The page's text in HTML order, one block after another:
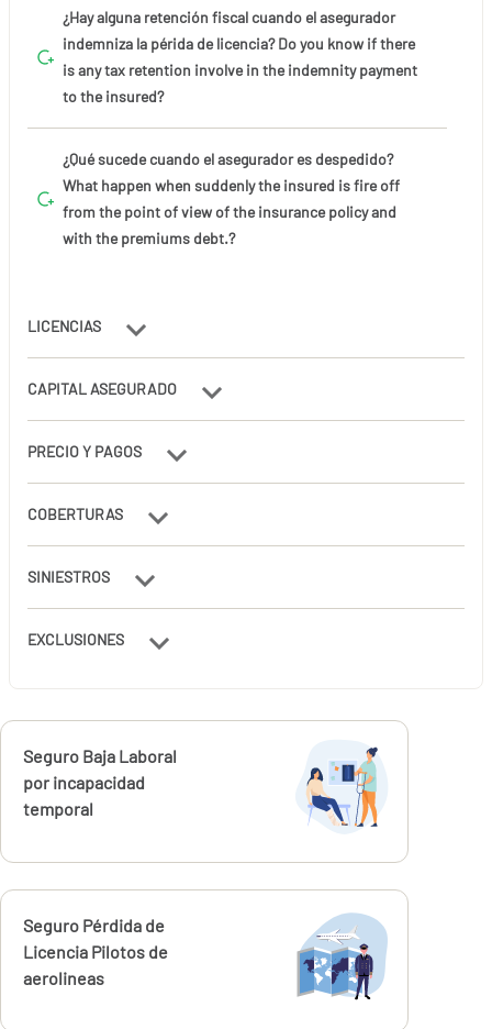
¿Hay alguna retención fiscal cuando el asegurador
indemniza la périda de licencia? Do you know if there
is any tax retention involve in the indemnity payment
to the insured?
¿Qué sucede cuando el asegurador es despedido?
What happen when suddenly the insured is fire off
from the point of view of the insurance policy and
with the premiums debt.?
LICENCIAS
CAPITAL ASEGURADO
PRECIO Y PAGOS
COBERTURAS
SINIESTROS
EXCLUSIONES
Calcúlalo ahora
Seguro Baja Laboral
por incapacidad
temporal
Calcúlalo ahora
Seguro Pérdida de
Licencia Pilotos de
aerolineas